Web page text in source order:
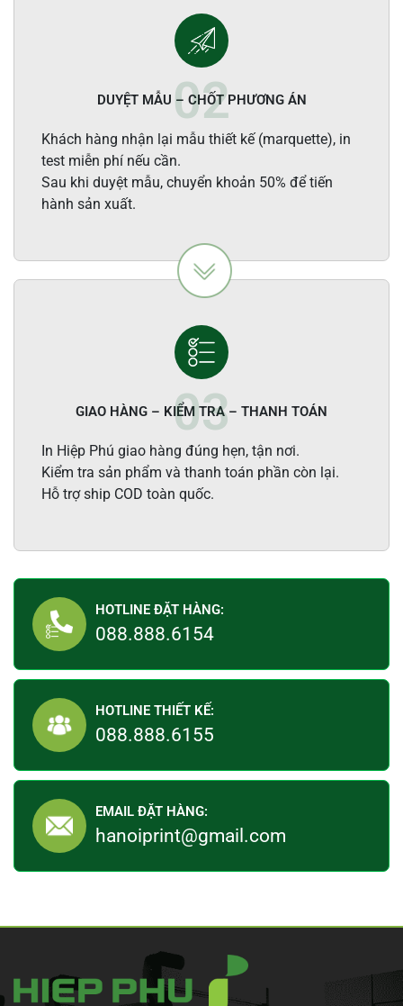
DUYỆT MẪU – CHỐT PHƯƠNG ÁN
Khách hàng nhận lại mẫu thiết kế (marquette), in
test miễn phí nếu cần.
Sau khi duyệt mẫu, chuyển khoản 50% để tiến
hành sản xuất.
GIAO HÀNG – KIỂM TRA – THANH TOÁN
In Hiệp Phú giao hàng đúng hẹn, tận nơi.
Kiểm tra sản phẩm và thanh toán phần còn lại.
Hỗ trợ ship COD toàn quốc.
HOTLINE ĐẶT HÀNG:
088.888.6154
HOTLINE THIẾT KẾ:
088.888.6155
EMAIL ĐẶT HÀNG:
hanoiprint@gmail.com